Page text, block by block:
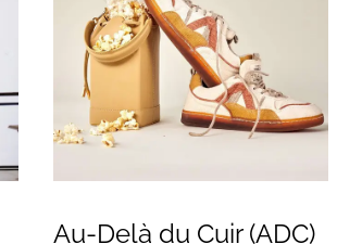
Au-Delà du Cuir (ADC)